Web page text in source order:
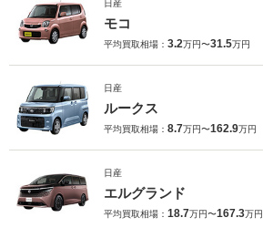
日産
モコ
平均買取相場： 3.2万円〜31.5万円
日産
ルークス
平均買取相場： 8.7万円〜162.9万円
日産
エルグランド
平均買取相場： 18.7万円〜167.3万円